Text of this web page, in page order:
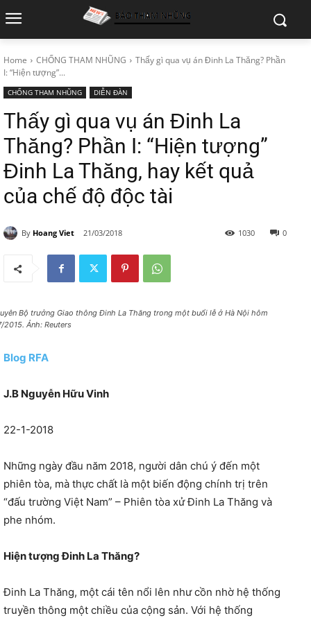
Home CHỐNG THAM NHŨNG
Thấy gì qua vụ án Đinh La Thăng? Phần
I: “Hiện tượng”...
CHỐNG THAM NHŨNG DIỄN ĐÀN
Thấy gì qua vụ án Đinh La
Thăng? Phần I: “Hiện tượng”
Đinh La Thăng, hay kết quả
của chế độ độc tài
By Hoang Viet 21/03/2018 0
1030
Bộ trưởng Giao thông Đinh La Thăng trong một buổi lễ ở Hà Nội hôm
2015. Ảnh: Reuters
Blog RFA
J.B Nguyễn Hữu Vinh
22-1-2018
Những ngày đầu năm 2018, người dân chú ý đến một
phiên tòa, mà thực chất là một biến động chính trị trên
“đấu trường Việt Nam” – Phiên tòa xử Đinh La Thăng và
phe nhóm.
Hiện tượng Đinh La Thăng?
Đinh La Thăng, một cái tên nổi lên như cồn nhờ hệ thống
truyền thông một chiều của cộng sản. Với hệ thống